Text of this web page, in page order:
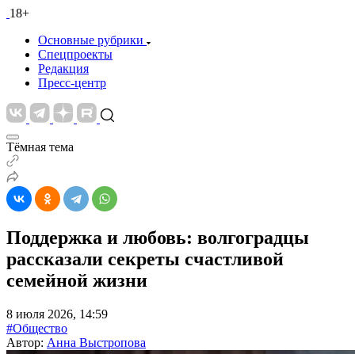
18+
Основные рубрики
Спецпроекты
Редакция
Пресс-центр
Тёмная тема
Поддержка и любовь: волгоградцы
рассказали секреты счастливой
семейной жизни
8 июля 2026, 14:59
#Общество
Автор: Анна Выстропова